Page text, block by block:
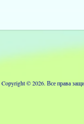
Copyright © 2026. Все права